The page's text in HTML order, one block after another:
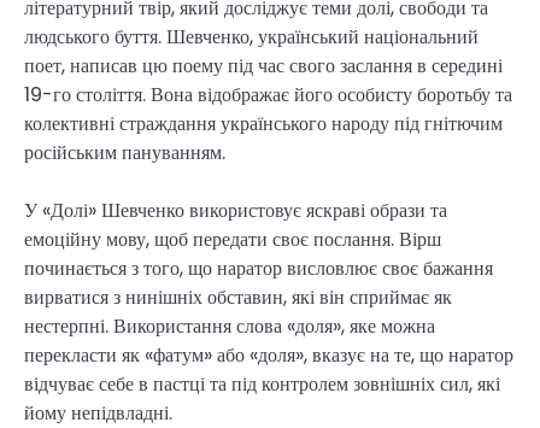
літературний твір, який досліджує теми долі, свободи та
людського буття. Шевченко, український національний
поет, написав цю поему під час свого заслання в середині
19-го століття. Вона відображає його особисту боротьбу та
колективні страждання українського народу під гнітючим
російським пануванням.
У «Долі» Шевченко використовує яскраві образи та
емоційну мову, щоб передати своє послання. Вірш
починається з того, що наратор висловлює своє бажання
вирватися з нинішніх обставин, які він сприймає як
нестерпні. Використання слова «доля», яке можна
перекласти як «фатум» або «доля», вказує на те, що наратор
відчуває себе в пастці та під контролем зовнішніх сил, які
йому непідвладні.